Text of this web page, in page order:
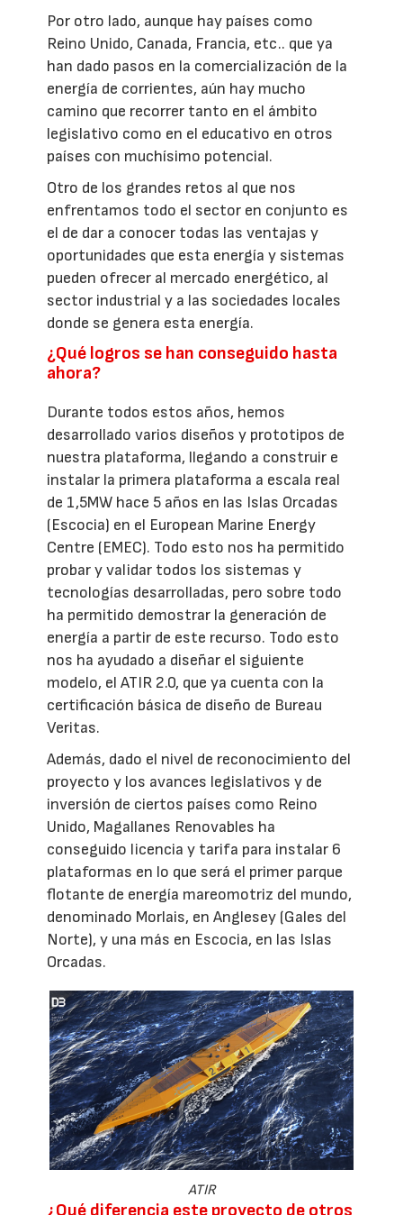
Por otro lado, aunque hay países como
Reino Unido, Canada, Francia, etc.. que ya
han dado pasos en la comercialización de la
energía de corrientes, aún hay mucho
camino que recorrer tanto en el ámbito
legislativo como en el educativo en otros
países con muchísimo potencial.
Otro de los grandes retos al que nos
enfrentamos todo el sector en conjunto es
el de dar a conocer todas las ventajas y
oportunidades que esta energía y sistemas
pueden ofrecer al mercado energético, al
sector industrial y a las sociedades locales
donde se genera esta energía.
¿Qué logros se han conseguido hasta
ahora?
Durante todos estos años, hemos
desarrollado varios diseños y prototipos de
nuestra plataforma, llegando a construir e
instalar la primera plataforma a escala real
de 1,5MW hace 5 años en las Islas Orcadas
(Escocia) en el European Marine Energy
Centre (EMEC). Todo esto nos ha permitido
probar y validar todos los sistemas y
tecnologías desarrolladas, pero sobre todo
ha permitido demostrar la generación de
energía a partir de este recurso. Todo esto
nos ha ayudado a diseñar el siguiente
modelo, el ATIR 2.0, que ya cuenta con la
certificación básica de diseño de Bureau
Veritas.
Además, dado el nivel de reconocimiento del
proyecto y los avances legislativos y de
inversión de ciertos países como Reino
Unido, Magallanes Renovables ha
conseguido licencia y tarifa para instalar 6
plataformas en lo que será el primer parque
flotante de energía mareomotriz del mundo,
denominado Morlais, en Anglesey (Gales del
Norte), y una más en Escocia, en las Islas
Orcadas.
ATIR
¿Qué diferencia este proyecto de otros